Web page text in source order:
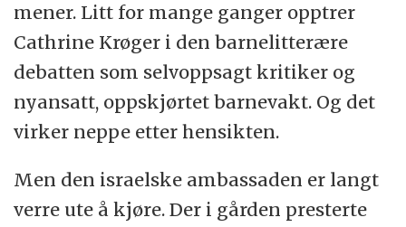
mener. Litt for mange ganger opptrer
Cathrine Krøger i den barnelitterære
debatten som selvoppsagt kritiker og
nyansatt, oppskjørtet barnevakt. Og det
virker neppe etter hensikten.
Men den israelske ambassaden er langt
verre ute å kjøre. Der i gården presterte